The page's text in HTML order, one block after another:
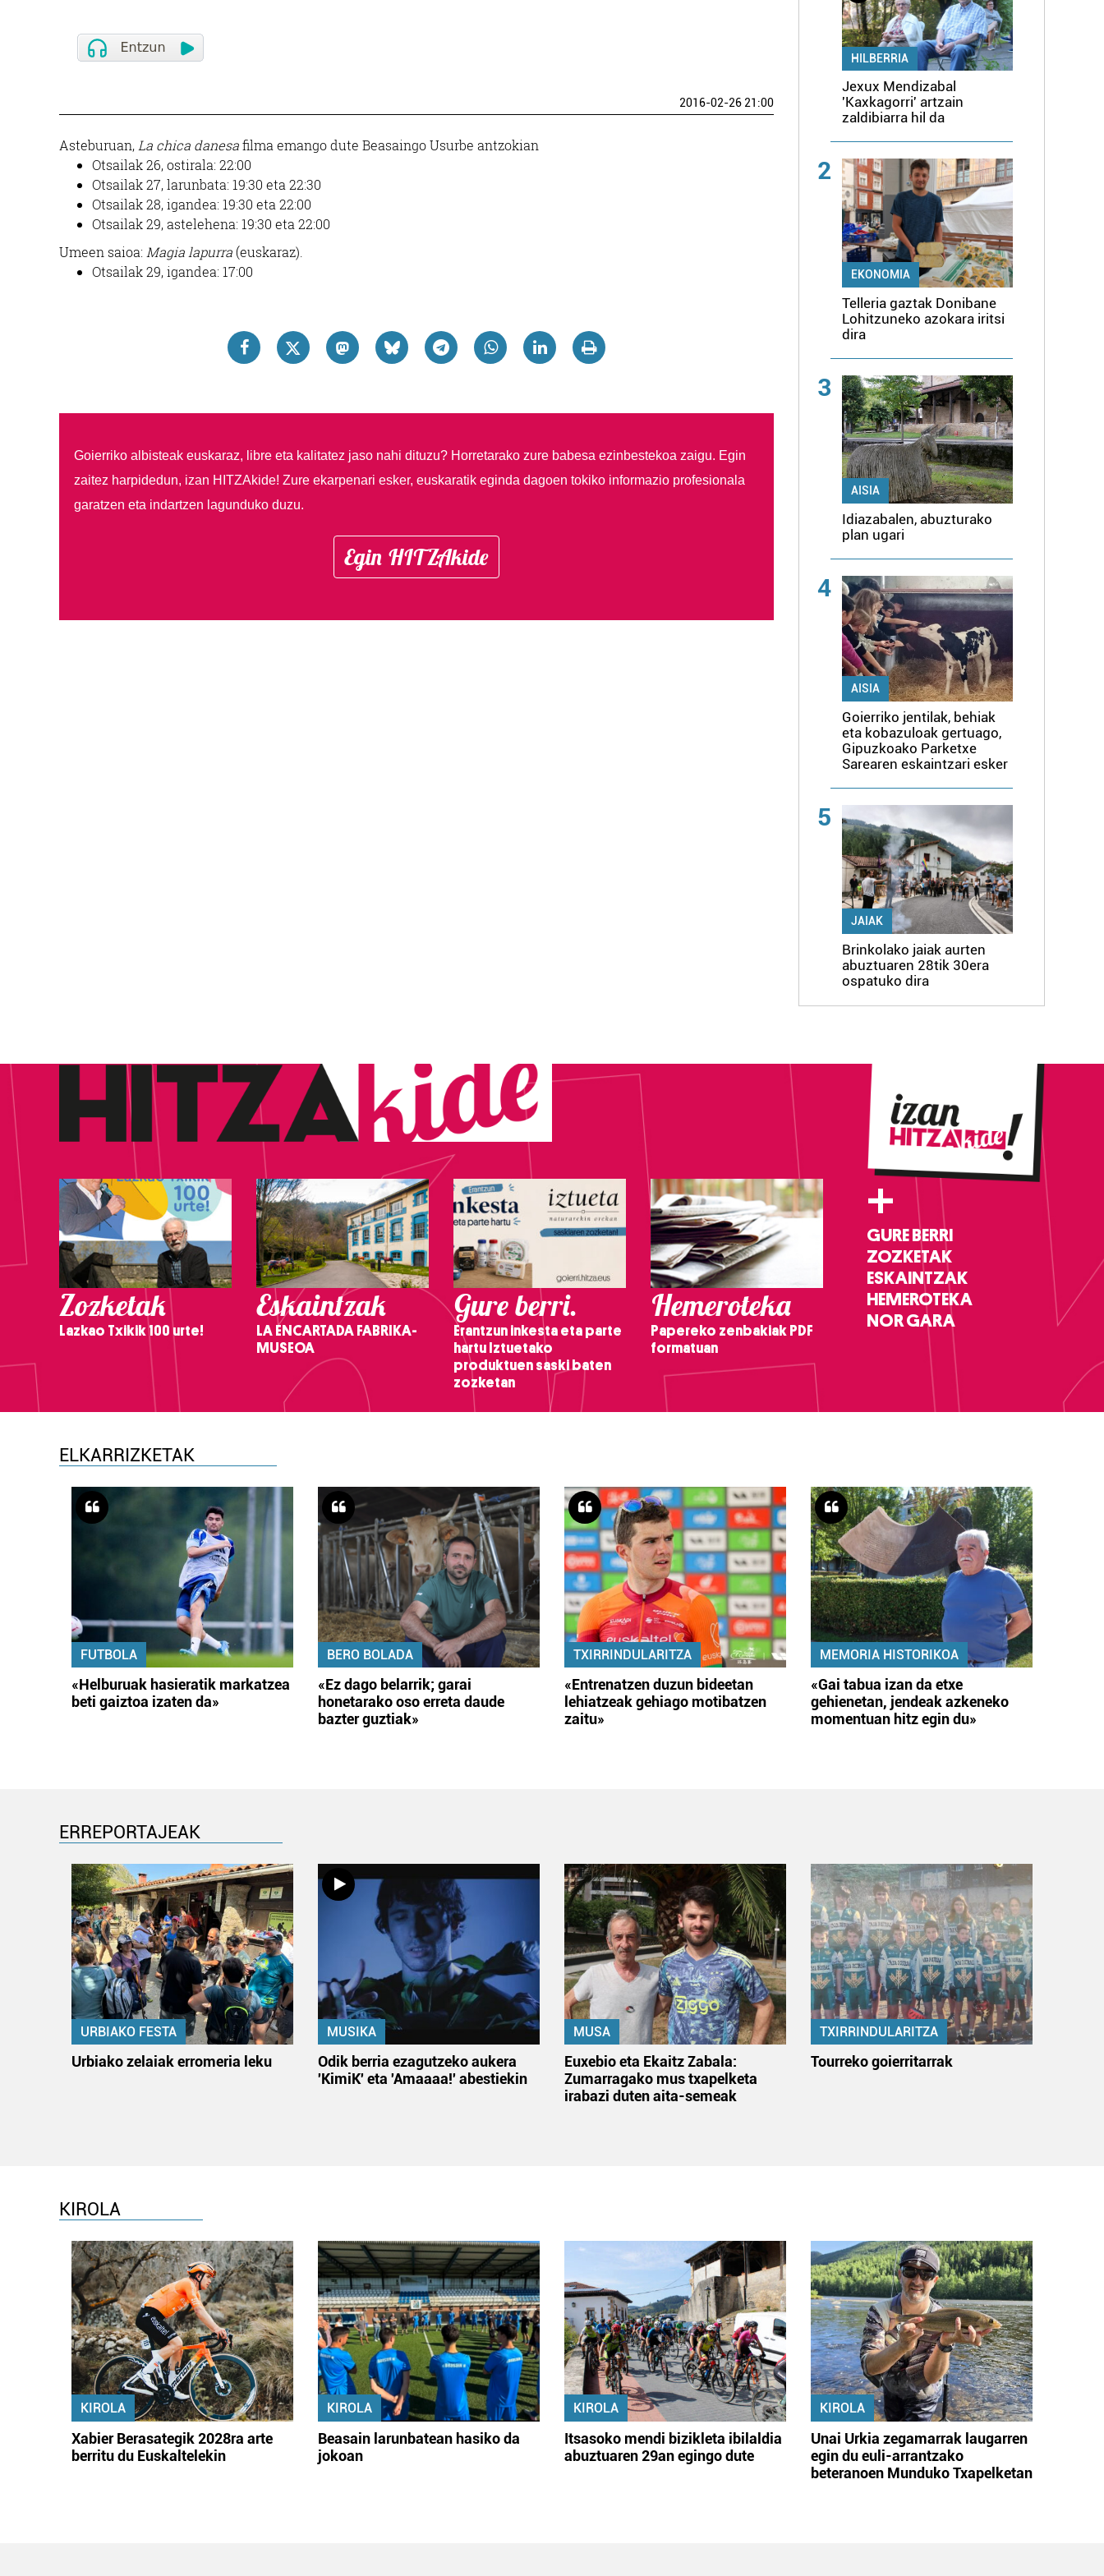
2016-02-26 21:00
Asteburuan, La chica danesafilma emango dute Beasaingo Usurbe antzokian
Otsailak 26, ostirala: 22:00
Otsailak 27, larunbata: 19:30 eta 22:30
Otsailak 28, igandea: 19:30 eta 22:00
Otsailak 29, astelehena: 19:30 eta 22:00
Umeen saioa: Magia lapurra(euskaraz).
Otsailak 29, igandea: 17:00
Goierriko albisteak euskaraz, libre eta kalitatez jaso nahi dituzu? Horretarako zure babesa ezinbestekoa zaigu. Egin
zaitez harpidedun, izan HITZAkide! Zure ekarpenari esker, euskaratik eginda dagoen tokiko informazio profesionala
garatzen eta indartzen lagunduko duzu.
Egin HITZAkide
HILBERRIA
Jexux Mendizabal
'Kaxkagorri' artzain
zaldibiarra hil da
2
EKONOMIA
Telleria gaztak Donibane
Lohitzuneko azokara iritsi
dira
3
AISIA
Idiazabalen, abuzturako
plan ugari
4
AISIA
Goierriko jentilak, behiak
eta kobazuloak gertuago,
Gipuzkoako Parketxe
Sarearen eskaintzari esker
5
JAIAK
Brinkolako jaiak aurten
abuztuaren 28tik 30era
ospatuko dira
Zozketak
Lazkao Txikik 100 urte!
Eskaintzak
LA ENCARTADA FABRIKA-
MUSEOA
Gure berri.
Erantzun inkesta eta parte
hartu Iztuetako
produktuen saski baten
zozketan
Hemeroteka
Papereko zenbakiak PDF
formatuan
+
GURE BERRI
ZOZKETAK
ESKAINTZAK
HEMEROTEKA
NOR GARA
ELKARRIZKETAK
FUTBOLA
«Helburuak hasieratik markatzea
beti gaiztoa izaten da»
BERO BOLADA
«Ez dago belarrik; garai
honetarako oso erreta daude
bazter guztiak»
TXIRRINDULARITZA
«Entrenatzen duzun bideetan
lehiatzeak gehiago motibatzen
zaitu»
MEMORIA HISTORIKOA
«Gai tabua izan da etxe
gehienetan, jendeak azkeneko
momentuan hitz egin du»
ERREPORTAJEAK
URBIAKO FESTA
Urbiako zelaiak erromeria leku
MUSIKA
Odik berria ezagutzeko aukera
'KimiK' eta 'Amaaaa!' abestiekin
MUSA
Euxebio eta Ekaitz Zabala:
Zumarragako mus txapelketa
irabazi duten aita-semeak
TXIRRINDULARITZA
Tourreko goierritarrak
KIROLA
KIROLA
Xabier Berasategik 2028ra arte
berritu du Euskaltelekin
KIROLA
Beasain larunbatean hasiko da
jokoan
KIROLA
Itsasoko mendi bizikleta ibilaldia
abuztuaren 29an egingo dute
KIROLA
Unai Urkia zegamarrak laugarren
egin du euli-arrantzako
beteranoen Munduko Txapelketan